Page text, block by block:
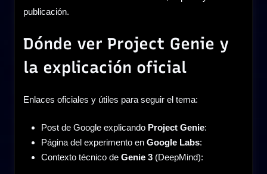
publicación.
Dónde ver Project Genie y
la explicación oficial
Enlaces oficiales y útiles para seguir el tema:
Post de Google explicando Project Genie:
Página del experimento en Google Labs:
Contexto técnico de Genie 3 (DeepMind):